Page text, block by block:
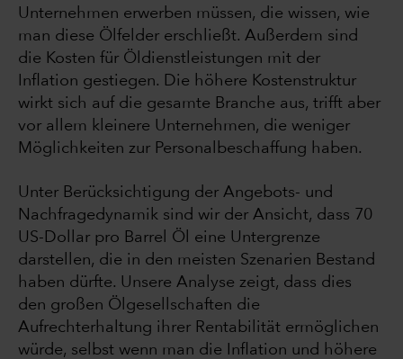
Unternehmen erwerben müssen, die wissen, wie
man diese Ölfelder erschließt. Außerdem sind
die Kosten für Öldienstleistungen mit der
Inflation gestiegen. Die höhere Kostenstruktur
wirkt sich auf die gesamte Branche aus, trifft aber
vor allem kleinere Unternehmen, die weniger
Möglichkeiten zur Personalbeschaffung haben.
Unter Berücksichtigung der Angebots- und
Nachfragedynamik sind wir der Ansicht, dass 70
US-Dollar pro Barrel Öl eine Untergrenze
darstellen, die in den meisten Szenarien Bestand
haben dürfte. Unsere Analyse zeigt, dass dies
den großen Ölgesellschaften die
Aufrechterhaltung ihrer Rentabilität ermöglichen
würde, selbst wenn man die Inflation und höhere